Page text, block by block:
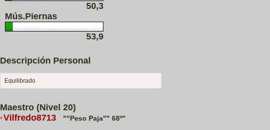
50,3
Mús.Piernas
53,9
Descripción Personal
Equilibrado
Maestro (Nivel 20)
Vilfredo8713
""Peso Paja"" 68º"